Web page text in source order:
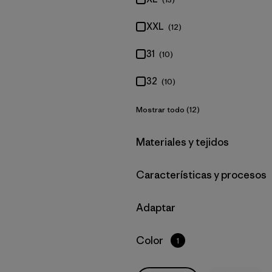
XXL (12)
31 (10)
32 (10)
Mostrar todo (12)
Filtrar por
Materiales y tejidos
Filtrar por
Características y procesos
Filtrar por
Adaptar
Filtrar por
Color 1